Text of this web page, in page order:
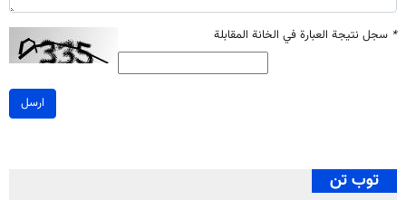
* سجل نتيجة العبارة في الخانة المقابلة
ارسل
توب تن